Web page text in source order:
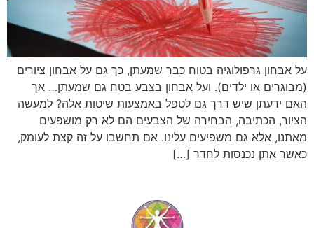
על אבחון גרפולוגיה בטוח כבר שמעתן, כך גם על אבחון ציורים
(מבוגרים או ילדים). ועל אבחון בצבע בטח גם שמעתן… אך
האם ידעתן שיש דרך גם לטפל באמצעות שיטות אלה? למעשה
הציור, הכתיבה, הבחירה של הצבעים הם לא רק מושפעים
מאתנו, אלא גם משפיעים עלינו. אם תחשבו על זה קצת לעומק,
כאשר אתן נכנסות לחדר […]